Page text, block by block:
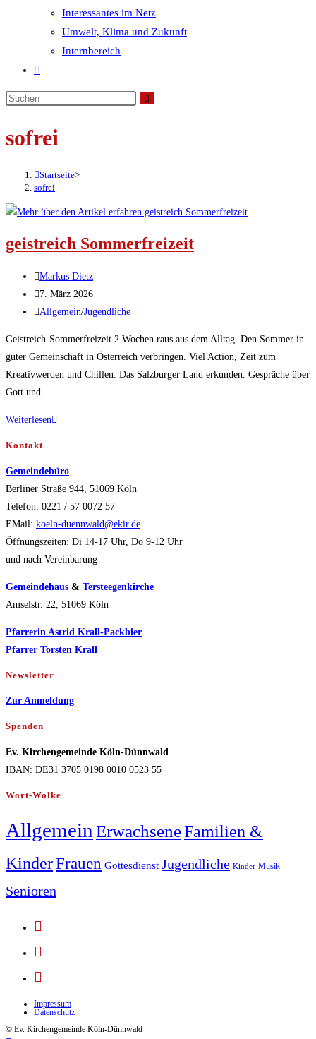
Interessantes im Netz
Umwelt, Klima und Zukunft
Internbereich
Website-
umschalten
sofrei
Startseite>
sofrei
geistreich Sommerfreizeit
Beitrags-
Autor:
Markus Dietz
Beitrag
veröffentlicht:
7. März 2026
Beitrags-
Allgemein/Jugendliche
Geistreich-Sommerfreizeit 2 Wochen raus aus dem Alltag. Den Sommer in
guter Gemeinschaft in Österreich verbringen. Viel Action, Zeit zum
Kreativwerden und Chillen. Das Salzburger Land erkunden. Gespräche über
Gott und…
Weiterlesengeistreich
Kontakt
Gemeindebüro
Berliner Straße 944, 51069 Köln
Telefon: 0221 / 57 0072 57
EMail: koeln-duennwald@ekir.de
Öffnungszeiten: Di 14-17 Uhr, Do 9-12 Uhr
und nach Vereinbarung
Gemeindehaus & Tersteegenkirche
Amselstr. 22, 51069 Köln
Pfarrerin Astrid Krall-Packbier
Pfarrer Torsten Krall
Newsletter
Zur Anmeldung
Spenden
Ev. Kirchengemeinde Köln-Dünnwald
IBAN: DE31 3705 0198 0010 0523 55
Wort-Wolke
Allgemein ErwachseneFamilien &
KinderFrauen Gottesdienst Jugendliche Kinder Musik
Senioren
new
tab
a
new
Impressum
Datenschutz
© Ev. Kirchengemeinde Köln-Dünnwald